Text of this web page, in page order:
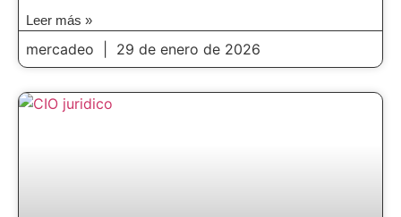
Leer más »
mercadeo 29 de enero de 2026